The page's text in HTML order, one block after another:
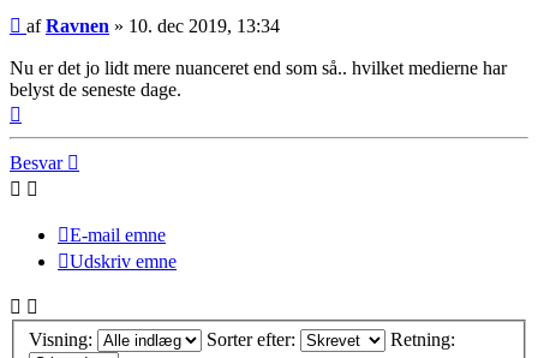
Indlæg
afRavnen » 10. dec 2019, 13:34
Nu er det jo lidt mere nuanceret end som så.. hvilket medierne har
belyst de seneste dage.
Besvar
E-mail emne
Udskriv emne
Visning: Sorter efter: Retning: